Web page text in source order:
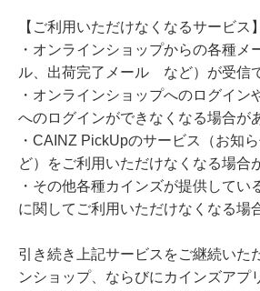
【ご利用いただけなくなるサービス】
・オンラインショップからの各種メ
ル、出荷完了メール など）が受信
・オンラインショップへのログイン
へのログインができなくなる場合が
・CAINZ PickUpのサービス（お知
ど）をご利用いただけなくなる場合
・その他各種カインズが提供してい
に関してご利用いただけなくなる場
引き続き上記サービスをご継続いた
ンショップ、ならびにカインズアプ